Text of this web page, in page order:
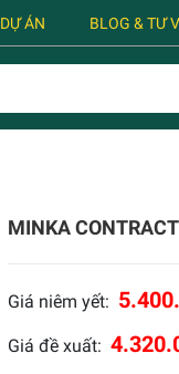
DỰ ÁN BLOG & TƯ
MINKA
Giá niêm yết:
Giá đề xuất: